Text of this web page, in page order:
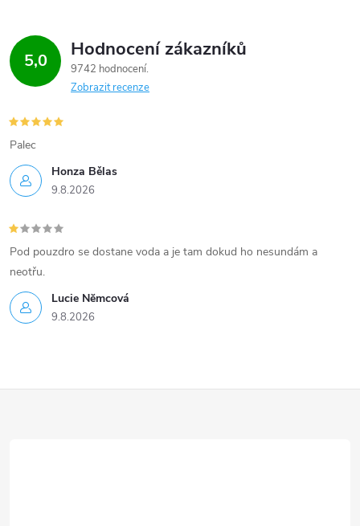
5,0 Hodnocení zákazníků
9742 hodnocení
Zobrazit recenze
Honza Bělas
9.8.2026
Palec
Lucie Nĕmcová
9.8.2026
Pod pouzdro se dostane voda a je tam dokud ho nesundám a
neotřu.